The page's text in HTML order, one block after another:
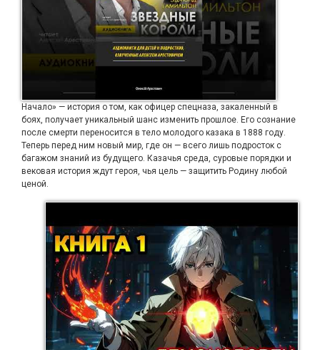
Начало» — история о том, как офицер спецназа, закаленный в
боях, получает уникальный шанс изменить прошлое. Его сознание
после смерти переносится в тело молодого казака в 1888 году.
Теперь перед ним новый мир, где он — всего лишь подросток с
багажом знаний из будущего. Казачья среда, суровые порядки и
вековая история ждут героя, чья цель — защитить Родину любой
ценой.